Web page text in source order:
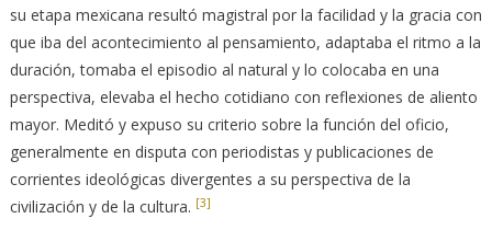
su etapa mexicana resultó magistral por la facilidad y la gracia con
que iba del acontecimiento al pensamiento, adaptaba el ritmo a la
duración, tomaba el episodio al natural y lo colocaba en una
perspectiva, elevaba el hecho cotidiano con reflexiones de aliento
mayor. Meditó y expuso su criterio sobre la función del oficio,
generalmente en disputa con periodistas y publicaciones de
corrientes ideológicas divergentes a su perspectiva de la
civilización y de la cultura. [3]